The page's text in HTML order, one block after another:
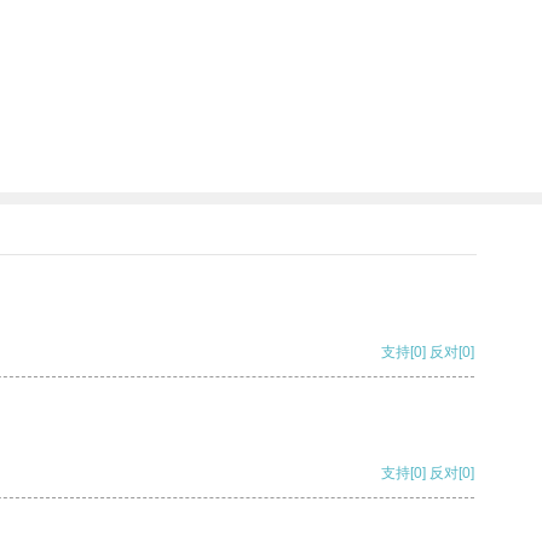
支持[0] 反对[0]
支持[0] 反对[0]